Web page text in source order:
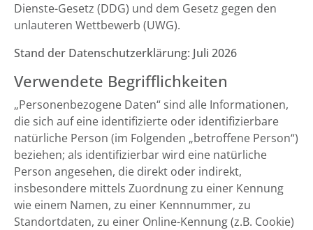
Dienste-Gesetz (DDG) und dem Gesetz gegen den
unlauteren Wettbewerb (UWG).
Stand der Datenschutzerklärung: Juli 2026
Verwendete Begrifflichkeiten
„Personenbezogene Daten“ sind alle Informationen,
die sich auf eine identifizierte oder identifizierbare
natürliche Person (im Folgenden „betroffene Person“)
beziehen; als identifizierbar wird eine natürliche
Person angesehen, die direkt oder indirekt,
insbesondere mittels Zuordnung zu einer Kennung
wie einem Namen, zu einer Kennnummer, zu
Standortdaten, zu einer Online-Kennung (z.B. Cookie)